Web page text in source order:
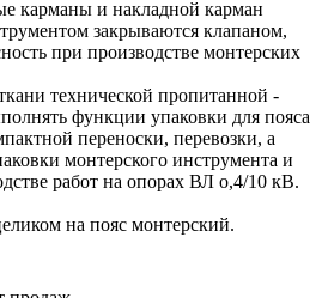
карманы и накладной карман
закрываются клапаном,
при производстве монтерских
технической пропитанной -
функции упаковки для пояса
переноски, перевозки, а
монтерского инструмента и
работ на опорах ВЛ о,4/10 кВ.
на пояс монтерский.